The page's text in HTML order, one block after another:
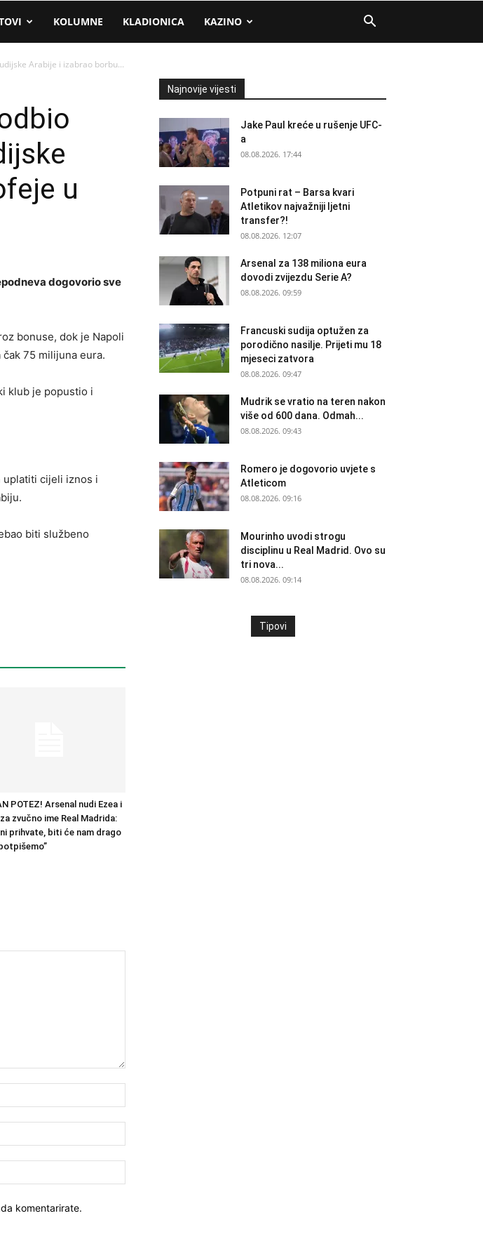
KOLUMNE KLADIONICA KAZINO
Arabije i izabrao borbu...
u
dogovorio sve
bonuse, dok je Napoli
75 milijuna eura.
klub je popustio i
uplatiti cijeli iznos i
biti službeno
POTEZ! Arsenal nudi Ezea i
zvučno ime Real Madrida:
prihvate, biti će nam drago
komentarirate.
Najnovije vijesti
Jake Paul kreće u rušenje UFC-
a
08.08.2026. 17:44
Potpuni rat – Barsa kvari
Atletikov najvažniji ljetni
transfer?!
08.08.2026. 12:07
Arsenal za 138 miliona eura
dovodi zvijezdu Serie A?
08.08.2026. 09:59
Francuski sudija optužen za
porodično nasilje. Prijeti mu 18
mjeseci zatvora
08.08.2026. 09:47
Mudrik se vratio na teren nakon
više od 600 dana. Odmah...
08.08.2026. 09:43
Romero je dogovorio uvjete s
Atleticom
08.08.2026. 09:16
Mourinho uvodi strogu
disciplinu u Real Madrid. Ovo su
tri nova...
08.08.2026. 09:14
Tipovi